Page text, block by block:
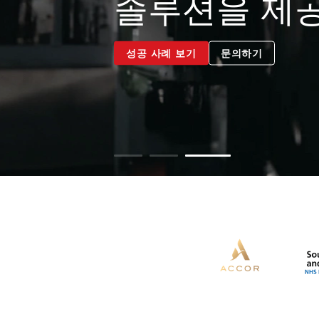
한 것입니다
성공 사례 보기 문의하기